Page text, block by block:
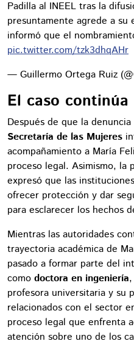
Padilla al INEEL tras la
presuntamente agrede a su
informó que el
pic.twitter.com/tzk3dhqAHr
— Guillermo Ortega Ruiz
El caso
Después de que la
Secretaría de las Mujeres
acompañamiento a María
proceso legal. Asimismo, la
expresó que las
ofrecer protección y dar
para esclarecer los hechos
Mientras las autoridades
trayectoria académica de
pasado a formar parte del
como doctora en ingeniería
profesora universitaria y su
relacionados con el sector
proceso legal que enfrenta
atención sobre uno de los